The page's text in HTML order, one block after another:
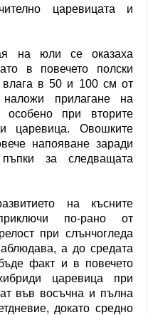
царевицата и
на юли се оказаха
в повечето полски
влага в 50 и 100 см от
прилагане на
при вторите
царевица. Овошките
напояване заради
за следващата
на късните
по-рано от
при слънчогледа
а до средата
факт и в повечето
царевица при
във восъчна и пълна
докато средно